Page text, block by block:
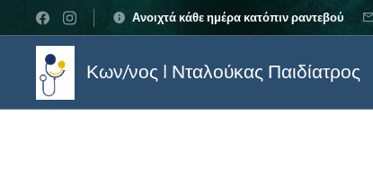
Ανοιχτά κάθε ημέρα κατόπιν ραντεβού
Κων/νος I Νταλούκας Παιδίατρος